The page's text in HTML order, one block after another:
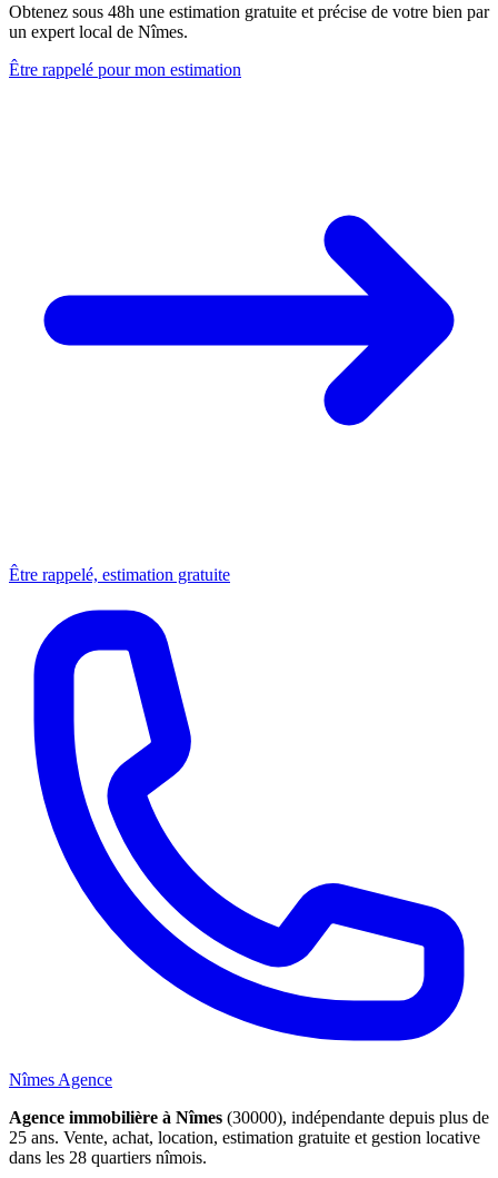
Obtenez sous 48h une estimation gratuite et précise de votre bien par
un expert local de Nîmes.
Être rappelé pour mon estimation
Être rappelé, estimation gratuite
Nîmes Agence
Agence immobilière à Nîmes (30000), indépendante depuis plus de
25 ans. Vente, achat, location, estimation gratuite et gestion locative
dans les 28 quartiers nîmois.